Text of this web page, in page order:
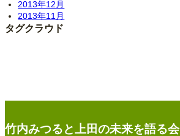
2013年12月
2013年11月
タグクラウド
竹内みつると上田の未来を語る会